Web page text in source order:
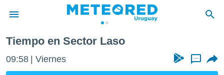
de
Tiempo en Sector Laso
09:58 Viernes ...